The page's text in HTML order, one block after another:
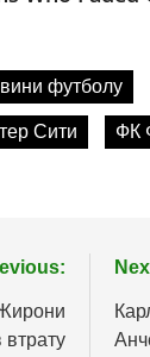
футболу
Сити ФК
втрату